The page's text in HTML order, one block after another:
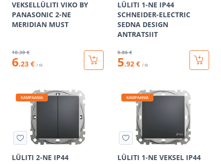
VEKSELLÜLITI VIKO BY
PANASONIC 2-NE
MERIDIAN MUST
10.39 €
6.23 € / tk
LÜLITI 1-NE IP44
SCHNEIDER-ELECTRIC
SEDNA DESIGN
ANTRATSIIT
9.86 €
5.92 € / tk
KAMPAANIA
LÜLITI 2-NE IP44
KAMPAANIA
LÜLITI 1-NE VEKSEL IP44